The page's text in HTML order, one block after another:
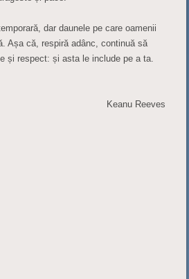
dar daunele pe care oamenii
Așa că, respiră adânc, continuă să
și respect: și asta le include pe a ta.
Keanu Reeves